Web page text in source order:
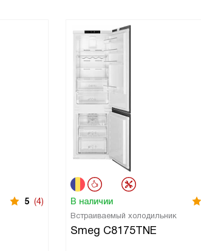
5 (4) В наличии
Встраиваемый холодильник
Smeg C8175TNE